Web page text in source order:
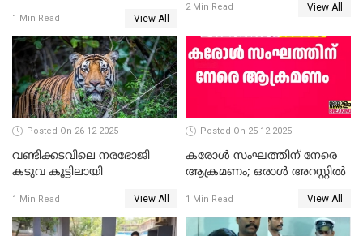
ഹൈക്കോടതിയിലേക്ക്;
സത്യപ്രതിജ്ഞ ചടങ്ങില്‍
ചട്ടലംഘനമെന്ന് പാർട്ടി
1 Min Read View All
2 Min Read View All
Posted On 26-12-2025
വണ്ടിക്കടവിലെ നരഭോജി
കടുവ കൂട്ടിലായി
1 Min Read View All
Posted On 25-12-2025
കരോള്‍ സംഘത്തിന് നേരെ
ആക്രമണം; ഒരാള്‍ അറസ്റ്റില്‍
1 Min Read View All